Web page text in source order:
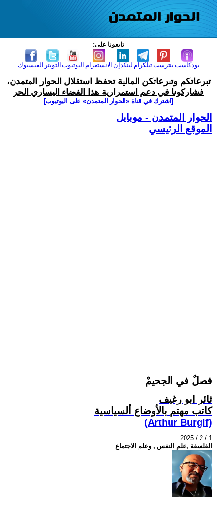
تابعونا على:
الفيسبوك التويتر اليوتيوب الانستغرام لينكدإن تيلكرامبنترست بودكاست
تبرعاتكم وتبرعاتكن المالية تحفظ استقلال الحوار المتمدن،
فشاركونا في دعم استمرارية هذا الفضاء اليساري الحر
[اشترك في قناة ‫«الحوار المتمدن» على اليوتيوب]
الحوار المتمدن - موبايل
الموقع الرئيسي
فصلٌ في الجحيمْ
ثائر ابو رغيف
كاتب مهتم بالأوضاع ألسياسية
(Arthur Burgif)
2025 / 2 / 1
الفلسفة ,علم النفس , وعلم الاجتماع